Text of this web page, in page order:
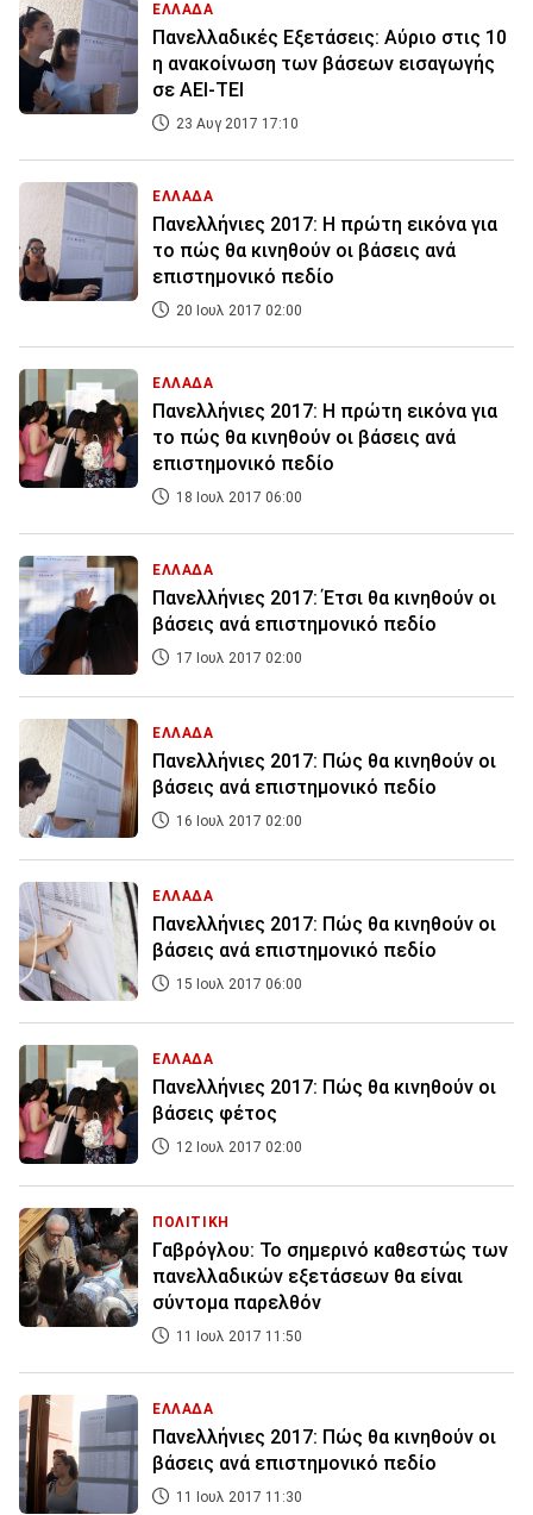
ΕΛΛΑΔΑ
Πανελλαδικές Εξετάσεις: Αύριο στις 10
η ανακοίνωση των βάσεων εισαγωγής
σε ΑΕΙ-ΤΕΙ
23 Αυγ 2017 17:10
ΕΛΛΑΔΑ
Πανελλήνιες 2017: Η πρώτη εικόνα για
το πώς θα κινηθούν οι βάσεις ανά
επιστημονικό πεδίο
20 Ιουλ 2017 02:00
ΕΛΛΑΔΑ
Πανελλήνιες 2017: Η πρώτη εικόνα για
το πώς θα κινηθούν οι βάσεις ανά
επιστημονικό πεδίο
18 Ιουλ 2017 06:00
ΕΛΛΑΔΑ
Πανελλήνιες 2017: Έτσι θα κινηθούν οι
βάσεις ανά επιστημονικό πεδίο
17 Ιουλ 2017 02:00
ΕΛΛΑΔΑ
Πανελλήνιες 2017: Πώς θα κινηθούν οι
βάσεις ανά επιστημονικό πεδίο
16 Ιουλ 2017 02:00
ΕΛΛΑΔΑ
Πανελλήνιες 2017: Πώς θα κινηθούν οι
βάσεις ανά επιστημονικό πεδίο
15 Ιουλ 2017 06:00
ΕΛΛΑΔΑ
Πανελλήνιες 2017: Πώς θα κινηθούν οι
βάσεις φέτος
12 Ιουλ 2017 02:00
ΠΟΛΙΤΙΚΗ
Γαβρόγλου: Το σημερινό καθεστώς των
πανελλαδικών εξετάσεων θα είναι
σύντομα παρελθόν
11 Ιουλ 2017 11:50
ΕΛΛΑΔΑ
Πανελλήνιες 2017: Πώς θα κινηθούν οι
βάσεις ανά επιστημονικό πεδίο
11 Ιουλ 2017 11:30